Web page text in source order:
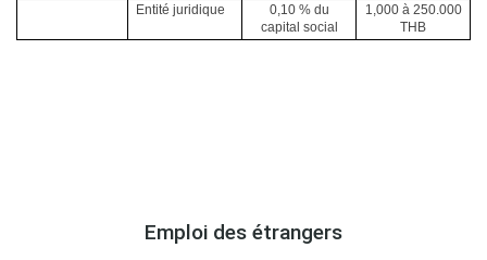
Entité juridique
0,10 % du
capital social
1,000 à 250.000
THB
Emploi des étrangers